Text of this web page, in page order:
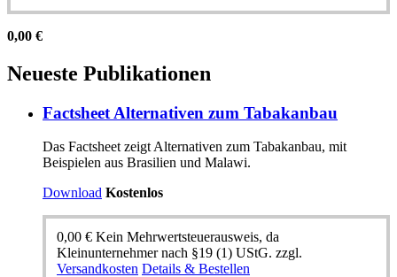
0,00 €
Neueste Publikationen
Factsheet Alternativen zum Tabakanbau
Das Factsheet zeigt Alternativen zum Tabakanbau, mit
Beispielen aus Brasilien und Malawi.
Download Kostenlos
0,00 € Kein Mehrwertsteuerausweis, da
Kleinunternehmer nach §19 (1) UStG. zzgl.
Versandkosten Details & Bestellen